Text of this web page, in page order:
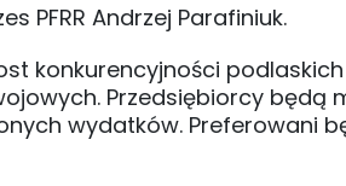
PFRR Andrzej Parafiniuk.
konkurencyjności
Przedsiębiorcy będą
wydatków. Preferowani